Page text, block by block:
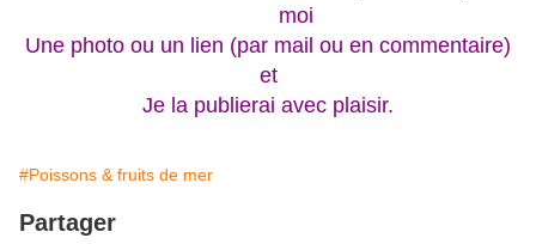
moi
Une photo ou un lien (par mail ou en commentaire)
et
Je la publierai avec plaisir.
#Poissons & fruits de mer
Partager